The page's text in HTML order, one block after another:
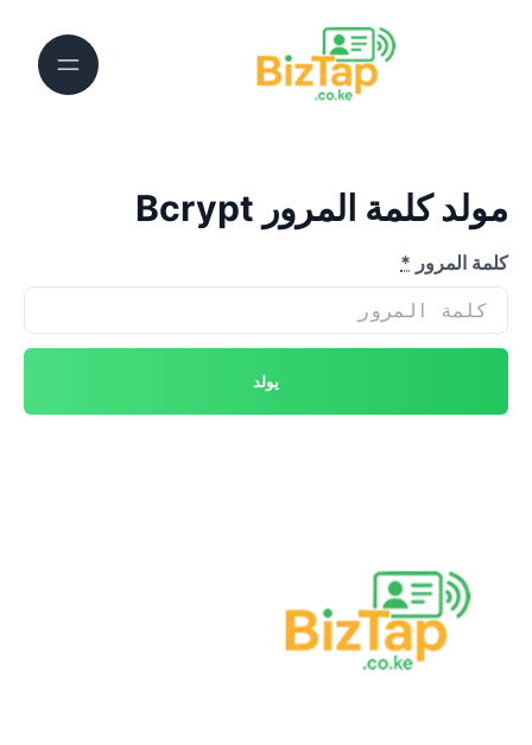
مولد كلمة المرور Bcrypt
كلمة المرور *
يولد